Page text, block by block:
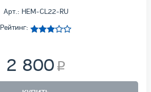
Арт.: HEM-CL22-RU
Рейтинг:
2 800